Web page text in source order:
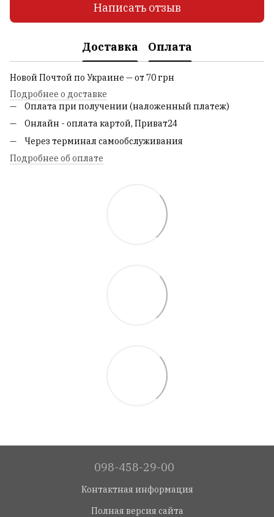
Написать отзыв
Доставка Оплата
Новой Почтой по Украине — от 70 грн
Подробнее о доставке
Оплата при получении (наложенный платеж)
Онлайн - оплата картой, Приват24
Через терминал самообслуживания
Подробнее об оплате
098-458-29-00
Контактная информация
Полная версия сайта